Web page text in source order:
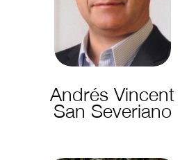
Andrés Vincent
San Severiano